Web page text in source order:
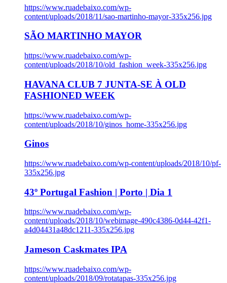
https://www.ruadebaixo.com/wp-
content/uploads/2018/11/sao-martinho-mayor-335x256.jpg
SÃO MARTINHO MAYOR
https://www.ruadebaixo.com/wp-
content/uploads/2018/10/old_fashion_week-335x256.jpg
HAVANA CLUB 7 JUNTA-SE À OLD
FASHIONED WEEK
https://www.ruadebaixo.com/wp-
content/uploads/2018/10/ginos_home-335x256.jpg
Ginos
https://www.ruadebaixo.com/wp-content/uploads/2018/10/pf-
335x256.jpg
43º Portugal Fashion | Porto | Dia 1
https://www.ruadebaixo.com/wp-
content/uploads/2018/10/webimage-490c4386-0d44-42f1-
a4d04431a48dc1211-335x256.jpg
Jameson Caskmates IPA
https://www.ruadebaixo.com/wp-
content/uploads/2018/09/rotatapas-335x256.jpg